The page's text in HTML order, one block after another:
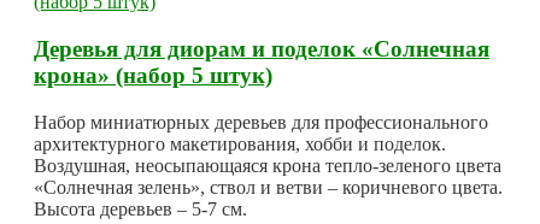
Деревья для диорам и поделок «Солнечная
крона» (набор 5 штук)
Набор миниатюрных деревьев для профессионального
архитектурного макетирования, хобби и поделок.
Воздушная, неосыпающаяся крона тепло-зеленого цвета
«Солнечная зелень», ствол и ветви – коричневого цвета.
Высота деревьев – 5-7 см.